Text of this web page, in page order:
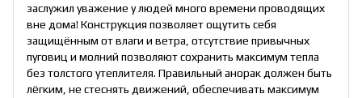
заслужил уважение у людей много времени проводящих
вне дома! Конструкция позволяет ощутить себя
защищённым от влаги и ветра, отсутствие привычных
пуговиц и молний позволяют сохранить максимум тепла
без толстого утеплителя. Правильный анорак должен быть
лёгким, не стеснять движений, обеспечивать максимум